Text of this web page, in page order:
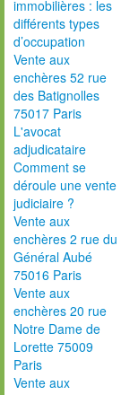
immobilières : les
différents types
d’occupation
Vente aux
enchères 52 rue
des Batignolles
75017 Paris
L'avocat
adjudicataire
Comment se
déroule une vente
judiciaire ?
Vente aux
enchères 2 rue du
Général Aubé
75016 Paris
Vente aux
enchères 20 rue
Notre Dame de
Lorette 75009
Paris
Vente aux